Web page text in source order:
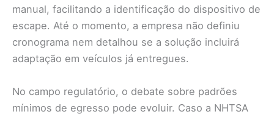
manual, facilitando a identificação do dispositivo de
escape. Até o momento, a empresa não definiu
cronograma nem detalhou se a solução incluirá
adaptação em veículos já entregues.
No campo regulatório, o debate sobre padrões
mínimos de egresso pode evoluir. Caso a NHTSA